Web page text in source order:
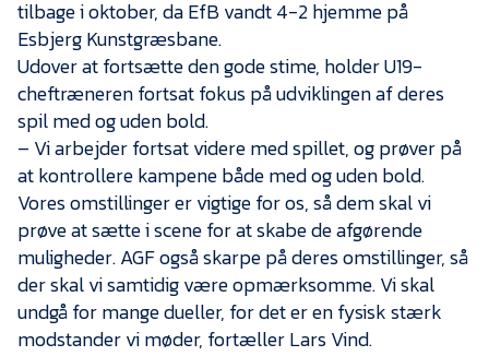
tilbage i oktober, da EfB vandt 4-2 hjemme på
Esbjerg Kunstgræsbane.
Udover at fortsætte den gode stime, holder U19-
cheftræneren fortsat fokus på udviklingen af deres
spil med og uden bold.
– Vi arbejder fortsat videre med spillet, og prøver på
at kontrollere kampene både med og uden bold.
Vores omstillinger er vigtige for os, så dem skal vi
prøve at sætte i scene for at skabe de afgørende
muligheder. AGF også skarpe på deres omstillinger, så
der skal vi samtidig være opmærksomme. Vi skal
undgå for mange dueller, for det er en fysisk stærk
modstander vi møder, fortæller Lars Vind.